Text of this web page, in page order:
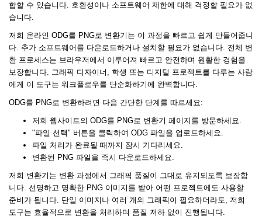
합할 수 있습니다. 호환성이나 소프트웨어 제한에 대해 걱정할 필요가 없
습니다.
저희 온라인 ODG를 PNG로 변환기는 이 과정을 빠르고 쉽게 만들어줍니
다. 추가 소프트웨어를 다운로드하거나 설치할 필요가 없습니다. 전체 변
환 프로세스는 브라우저에서 이루어져 빠르고 안전하며 원활한 경험을
보장합니다. 그래픽 디자이너, 학생 또는 디지털 프로젝트를 다루는 사람
에게 이 도구는 워크플로우를 단순화하기에 완벽합니다.
ODG를 PNG로 변환하려면 다음 간단한 단계를 따르세요:
저희 웹사이트의 ODG를 PNG로 변환기 페이지를 방문하세요.
"파일 선택" 버튼을 클릭하여 ODG 파일을 업로드하세요.
파일 처리가 완료될 때까지 잠시 기다리세요.
변환된 PNG 파일을 즉시 다운로드하세요.
저희 변환기는 변환 과정에서 그래픽 품질이 그대로 유지되도록 보장합
니다. 선명하고 명확한 PNG 이미지를 받아 어떤 프로젝트에도 사용할
준비가 됩니다. 단일 이미지나 여러 개의 그래픽이 필요하더라도, 저희
도구는 효율적으로 변환을 처리하며 품질 저하 없이 진행됩니다.